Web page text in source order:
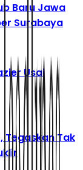
Baru Jawa
Surabaya
Usai
Tegaskan Tak